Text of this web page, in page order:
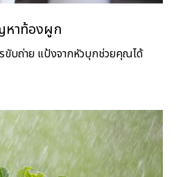
หาท้องผูก
บถ่าย แป้งจากหัวบุกช่วยคุณได้